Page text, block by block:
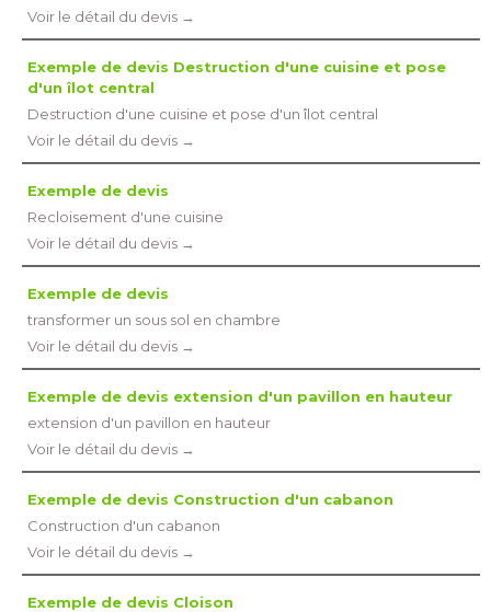
Voir le détail du devis →
Exemple de devis Destruction d'une cuisine et pose
d'un îlot central
Destruction d'une cuisine et pose d'un îlot central
Voir le détail du devis →
Exemple de devis
Recloisement d'une cuisine
Voir le détail du devis →
Exemple de devis
transformer un sous sol en chambre
Voir le détail du devis →
Exemple de devis extension d'un pavillon en hauteur
extension d'un pavillon en hauteur
Voir le détail du devis →
Exemple de devis Construction d'un cabanon
Construction d'un cabanon
Voir le détail du devis →
Exemple de devis Cloison